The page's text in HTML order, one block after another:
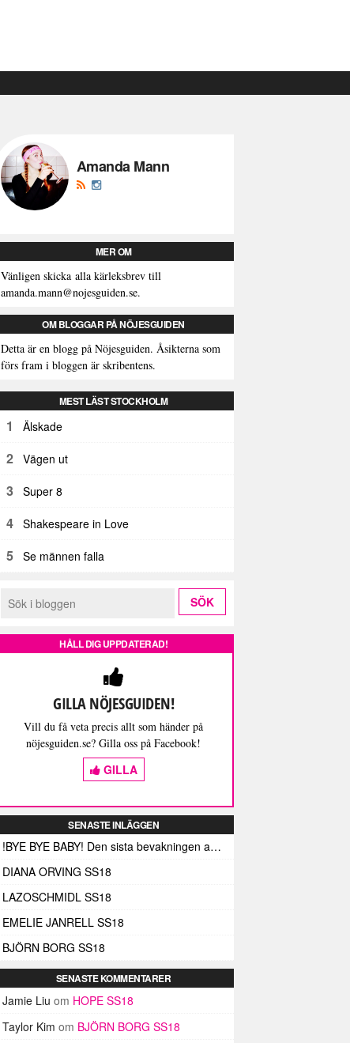
Amanda Mann
MER OM
Vänligen skicka alla kärleksbrev till
amanda.mann@nojesguiden.se.
OM BLOGGAR PÅ NÖJESGUIDEN
Detta är en blogg på Nöjesguiden. Åsikterna som
förs fram i bloggen är skribentens.
MEST LÄST STOCKHOLM
1 Älskade
2 Vägen ut
3 Super 8
4 Shakespeare in Love
5 Se männen falla
HÅLL DIG UPPDATERAD!
GILLA NÖJESGUIDEN!
Vill du få veta precis allt som händer på
nöjesguiden.se? Gilla oss på Facebook!
GILLA
SENASTE INLÄGGEN
!BYE BYE BABY! Den sista bevakningen av Fashion Week Stockholm – och med den de sista skrivna orden (här)
DIANA ORVING SS18
LAZOSCHMIDL SS18
EMELIE JANRELL SS18
BJÖRN BORG SS18
SENASTE KOMMENTARER
Jamie Liu om HOPE SS18
Taylor Kim om BJÖRN BORG SS18